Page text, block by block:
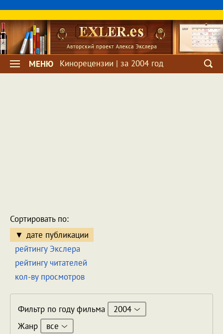
МЕНЮ Кинорецензии | за 2004 год
Сортировать по:
дате публикации
рейтингу Экслера
рейтингу читателей
кол-ву просмотров
Фильтр по году фильма
2004
Жанр
все